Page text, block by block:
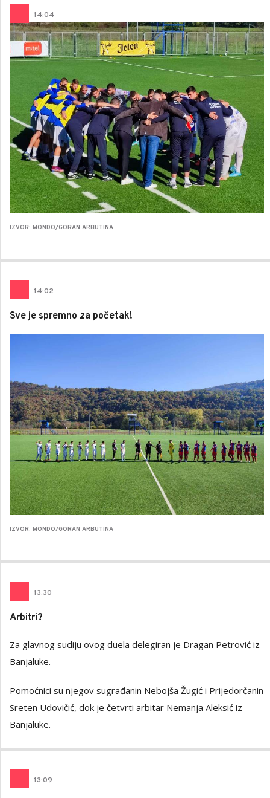
14:04
IZVOR: MONDO/GORAN ARBUTINA
14:02
Sve je spremno za početak!
IZVOR: MONDO/GORAN ARBUTINA
13:30
Arbitri?
Za glavnog sudiju ovog duela delegiran je Dragan Petrović iz
Banjaluke.
Pomoćnici su njegov sugrađanin Nebojša Žugić i Prijedorčanin
Sreten Udovičić, dok je četvrti arbitar Nemanja Aleksić iz
Banjaluke.
13:09